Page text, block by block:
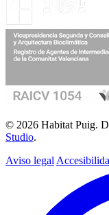
© 2026 Habitat Puig.
Studio.
Aviso legal